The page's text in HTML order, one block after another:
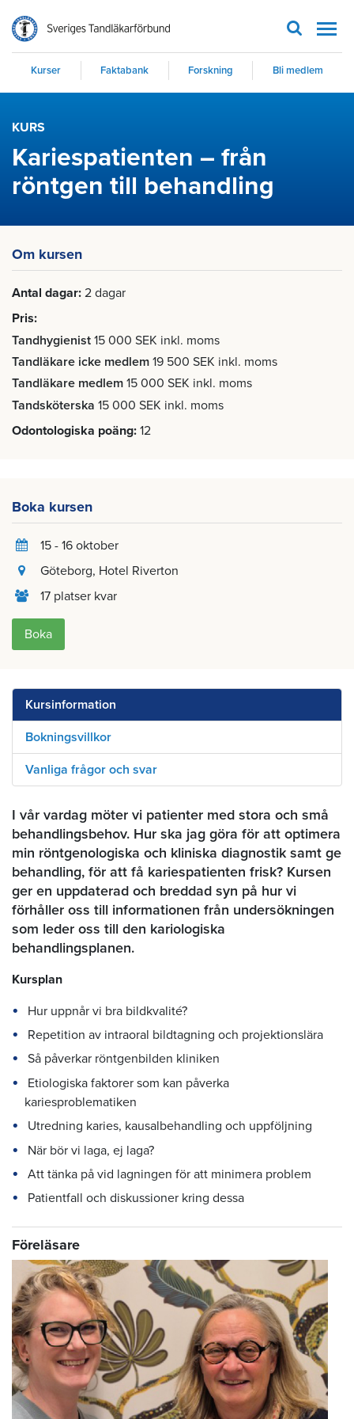
Kurser Faktabank Forskning Bli medlem
KURS
Kariespatienten – från
röntgen till behandling
Om kursen
Antal dagar 2 dagar
Pris
Tandhygienist 15 000 SEK inkl. moms
Tandläkare icke medlem 19 500 SEK inkl. moms
Tandläkare medlem 15 000 SEK inkl. moms
Tandsköterska 15 000 SEK inkl. moms
Odontologiska poäng 12
Boka kursen
15 - 16 oktober
Göteborg, Hotel Riverton
17 platser kvar
Boka
Kursinformation
Bokningsvillkor
Vanliga frågor och svar
I vår vardag möter vi patienter med stora och små
behandlingsbehov. Hur ska jag göra för att optimera
min röntgenologiska och kliniska diagnostik samt ge
behandling, för att få kariespatienten frisk? Kursen
ger en uppdaterad och breddad syn på hur vi
förhåller oss till informationen från undersökningen
som leder oss till den kariologiska
behandlingsplanen.
Kursplan
Hur uppnår vi bra bildkvalité?
Repetition av intraoral bildtagning och projektionslära
Så påverkar röntgenbilden kliniken
Etiologiska faktorer som kan påverka
kariesproblematiken
Utredning karies, kausalbehandling och uppföljning
När bör vi laga, ej laga?
Att tänka på vid lagningen för att minimera problem
Patientfall och diskussioner kring dessa
Föreläsare